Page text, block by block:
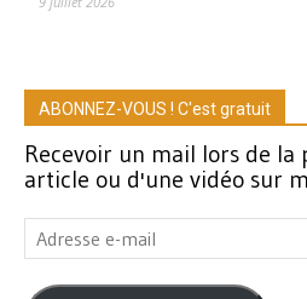
ABONNEZ-VOUS ! C'est gratuit
Recevoir un mail lors de
article ou d'une vidéo sur
Adresse
e-
mail